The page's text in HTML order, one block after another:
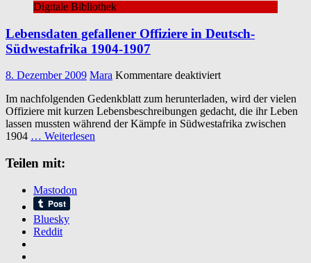
Digitale Bibliothek
Lebensdaten gefallener Offiziere in Deutsch-
Südwestafrika 1904-1907
8. Dezember 2009 Mara Kommentare deaktiviertfür
gefallener
Offiziere
in
Im nachfolgenden Gedenkblatt zum herunterladen, wird der vielen
Offiziere mit kurzen Lebensbeschreibungen gedacht, die ihr Leben
lassen mussten während der Kämpfe in Südwestafrika zwischen
1904 … Weiterlesen
Teilen mit:
Mastodon
Bluesky
Reddit